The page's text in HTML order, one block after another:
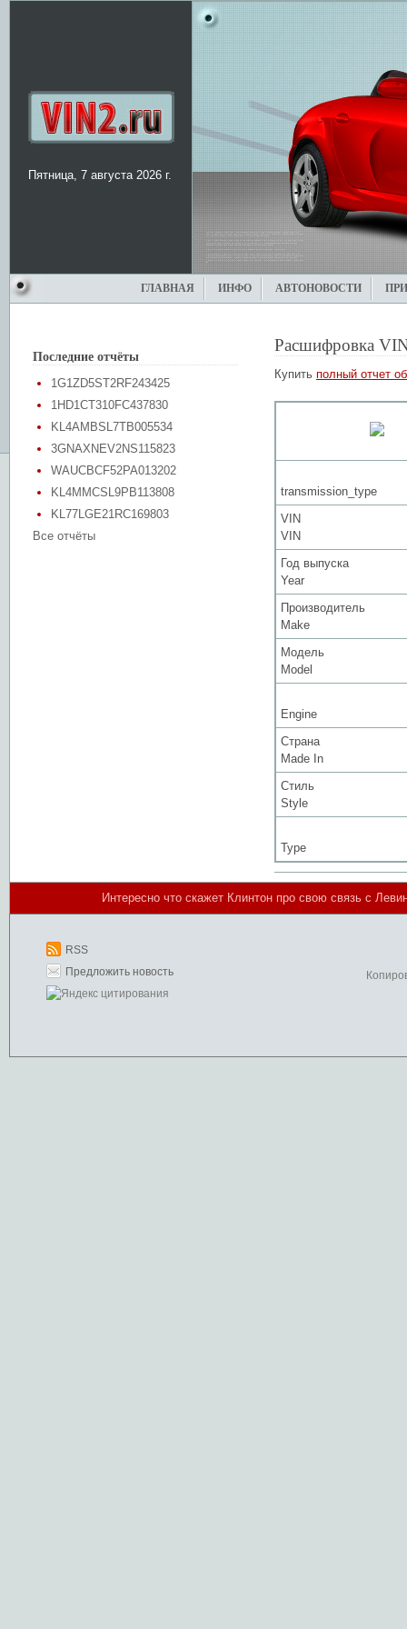
Пятница, 7 августа 2026 г.
ГЛАВНАЯ ИНФО АВТОНОВОСТИ
Последние отчёты
1G1ZD5ST2RF243425
1HD1CT310FC437830
KL4AMBSL7TB005534
3GNAXNEV2NS115823
WAUCBCF52PA013202
KL4MMCSL9PB113808
KL77LGE21RC169803
Все отчёты
Расшифровка
Купить полный отчет
transmission_type
VIN
VIN
Год выпуска
Year
Производитель
Make
Модель
Model
Engine
Страна
Made In
Стиль
Style
Type
Интересно что скажет Клинтон про свою связь с
RSS
Предложить новость